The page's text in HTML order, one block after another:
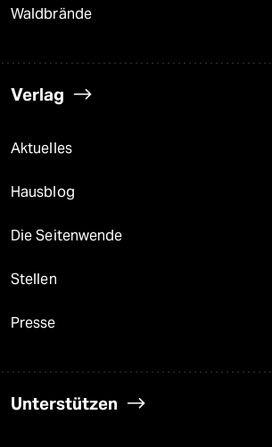
Waldbrände
Verlag
Aktuelles
Hausblog
Die Seitenwende
Stellen
Presse
Unterstützen